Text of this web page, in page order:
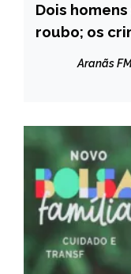
CAPELINHA
MINAS
Dois
roubo; os
Aranãs